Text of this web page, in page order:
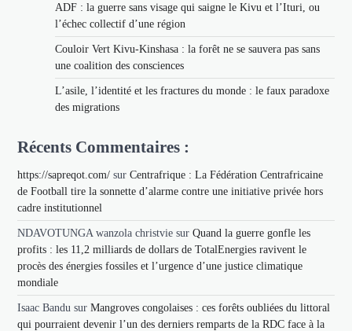
ADF : la guerre sans visage qui saigne le Kivu et l’Ituri, ou
l’échec collectif d’une région
Couloir Vert Kivu-Kinshasa : la forêt ne se sauvera pas sans
une coalition des consciences
L’asile, l’identité et les fractures du monde : le faux paradoxe
des migrations
Récents Commentaires :
https://sapreqot.com/ surCentrafrique : La Fédération Centrafricaine
de Football tire la sonnette d’alarme contre une initiative privée hors
cadre institutionnel
NDAVOTUNGA wanzola christvie surQuand la guerre gonfle les
profits : les 11,2 milliards de dollars de TotalEnergies ravivent le
procès des énergies fossiles et l’urgence d’une justice climatique
mondiale
Isaac Bandu surMangroves congolaises : ces forêts oubliées du littoral
qui pourraient devenir l’un des derniers remparts de la RDC face à la